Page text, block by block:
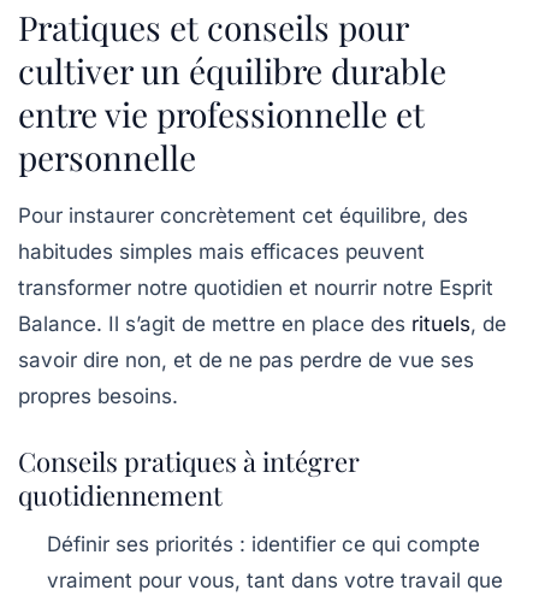
Pratiques et conseils pour
cultiver un équilibre durable
entre vie professionnelle et
personnelle
Pour instaurer concrètement cet équilibre, des
habitudes simples mais efficaces peuvent
transformer notre quotidien et nourrir notre Esprit
Balance. Il s’agit de mettre en place des rituels, de
savoir dire non, et de ne pas perdre de vue ses
propres besoins.
Conseils pratiques à intégrer
quotidiennement
Définir ses priorités : identifier ce qui compte
vraiment pour vous, tant dans votre travail que